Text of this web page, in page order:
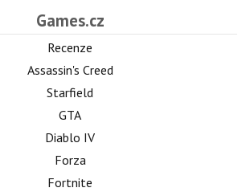
Games.cz
Recenze
Assassin's Creed
Starfield
GTA
Diablo IV
Forza
Fortnite